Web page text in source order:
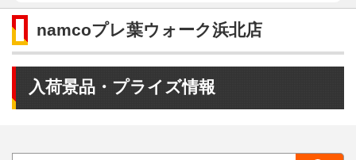
namcoプレ葉ウォーク浜北店
入荷景品・プライズ情報